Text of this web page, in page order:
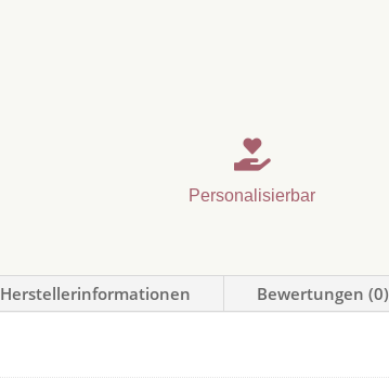

Personalisierbar
Herstellerinformationen Bewertungen (0)